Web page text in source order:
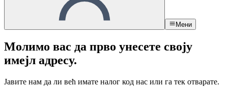
Мени
Молимо вас да прво унесете своју
имејл адресу.
Јавите нам да ли већ имате налог код нас или га тек отварате.